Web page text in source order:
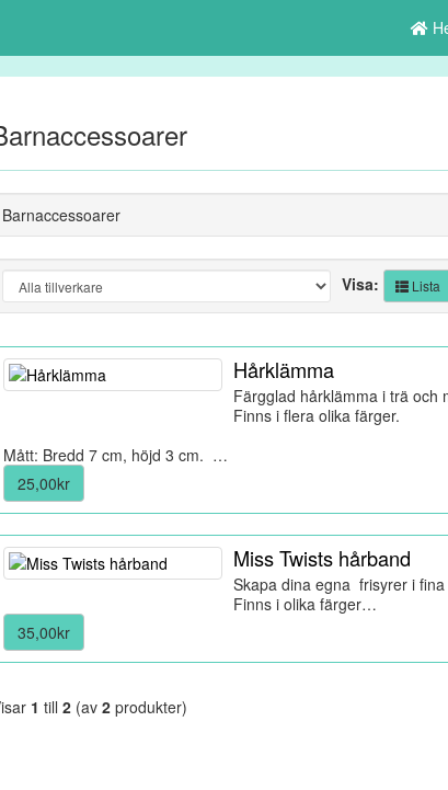
Barnaccessoarer
Visa: Lista
Hårklämma
Färgglad hårklämma i trä och
Finns i flera olika färger.
Mått: Bredd 7 cm, höjd 3 cm. …
25,00kr
Miss Twists hårband
Skapa dina egna frisyrer i
Finns i olika färger…
35,00kr
1 till 2(av 2produkter)